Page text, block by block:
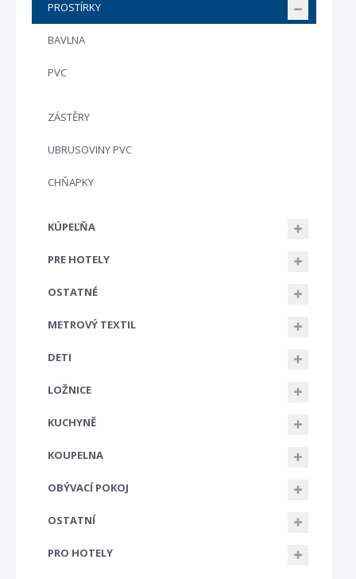
PROSTÍRKY
BAVLNA
PVC
ZÁSTĚRY
UBRUSOVINY PVC
CHŇAPKY
KÚPEĽŇA
PRE HOTELY
OSTATNÉ
METROVÝ TEXTIL
DETI
LOŽNICE
KUCHYNĚ
KOUPELNA
OBÝVACÍ POKOJ
OSTATNÍ
PRO HOTELY